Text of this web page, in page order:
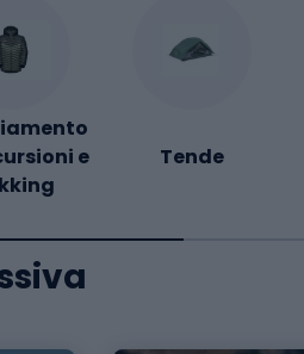
e
Tende